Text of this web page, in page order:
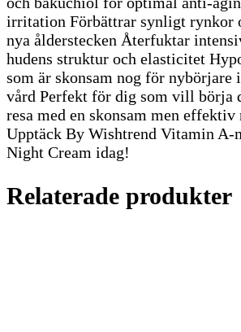
irritation Förbättrar synligt rynkor
nya ålderstecken Återfuktar
hudens struktur och elasticitet
som är skonsam nog för
vård Perfekt för dig som vill börja
resa med en skonsam men effektiv
Upptäck By Wishtrend Vitamin A-
Night Cream idag!
Relaterade produkter